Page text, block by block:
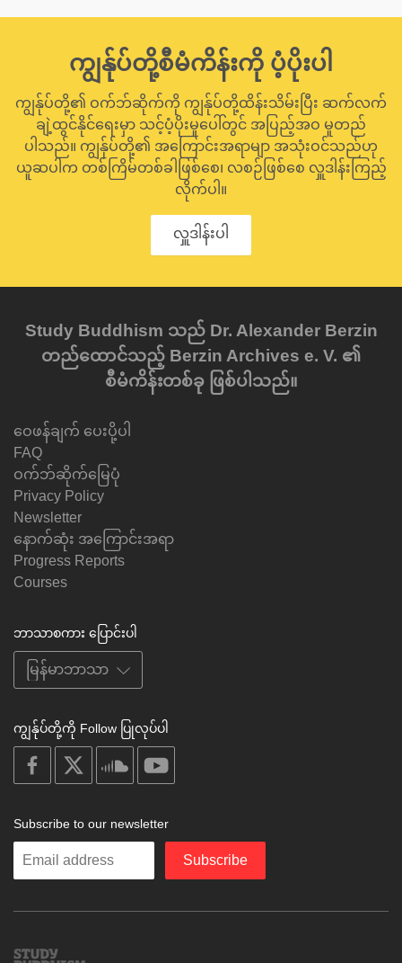
ကျွန်ုပ်တို့စီမံကိန်းကို ပံ့ပိုးပါ
ကျွန်ုပ်တို့၏ ဝက်ဘ်ဆိုက်ကို ကျွန်ုပ်တို့ထိန်းသိမ်းပြီး ဆက်လက်
ချဲ့ထွင်နိုင်ရေးမှာ သင့်ပံ့ပိုးမှုပေါ်တွင် အပြည့်အဝ မူတည်
ပါသည်။ ကျွန်ုပ်တို့၏ အကြောင်းအရာမျာ အသုံးဝင်သည်ဟု
ယူဆပါက တစ်ကြိမ်တစ်ခါဖြစ်စေ၊ လစဉ်ဖြစ်စေ လှူဒါန်းကြည့်
လိုက်ပါ။
လှူဒါန်းပါ
Study Buddhism သည် Dr. Alexander Berzin
တည်ထောင်သည့် Berzin Archives e. V. ၏
စီမံကိန်းတစ်ခု ဖြစ်ပါသည်။
ဝေဖန်ချက် ပေးပို့ပါ
FAQ
ဝက်ဘ်ဆိုက်မြေပုံ
Privacy Policy
Newsletter
နောက်ဆုံး အကြောင်းအရာ
Progress Reports
Courses
ဘာသာစကား ပြောင်းပါ
ကျွန်ုပ်တို့ကို Follow ပြုလုပ်ပါ
on
facebook
soundcloud
Subscribe to our newsletter
Enter
Subscribe
Study